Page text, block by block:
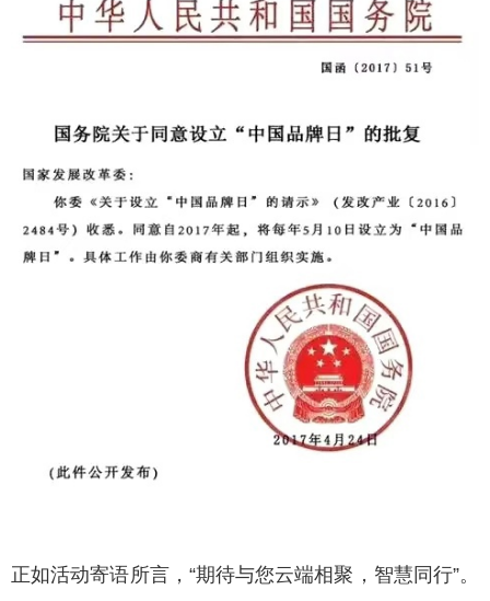
正如活动寄语所言，“期待与您云端相聚，智慧同行”。